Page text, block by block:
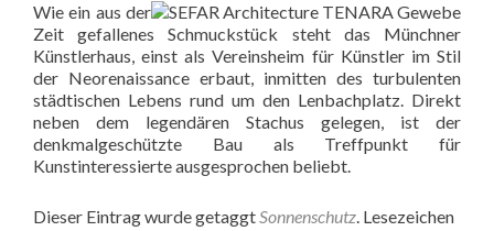
Wie ein aus der
Zeit gefallenes Schmuckstück steht das Münchner
Künstlerhaus, einst als Vereinsheim für Künstler im Stil
der Neorenaissance erbaut, inmitten des turbulenten
städtischen Lebens rund um den Lenbachplatz. Direkt
neben dem legendären Stachus gelegen, ist der
denkmalgeschützte Bau als Treffpunkt für
Kunstinteressierte ausgesprochen beliebt.
Dieser Eintrag wurde getaggtSonnenschutz. Lesezeichen